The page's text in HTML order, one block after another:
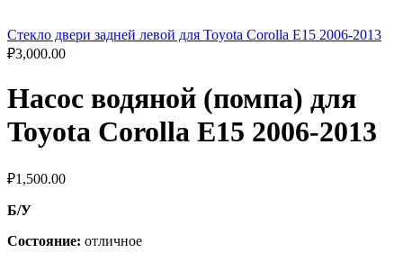
Стекло двери задней левой для Toyota Corolla E15 2006-2013
₽3,000.00
Насос водяной (помпа) для
Toyota Corolla E15 2006-2013
₽1,500.00
Б/У
Состояние: отличное